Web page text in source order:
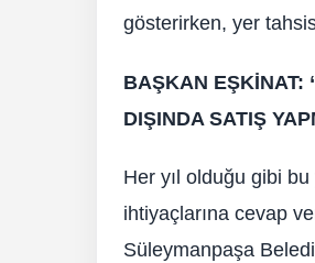
gösterirken, yer
BAŞKAN EŞKİNAT:
DIŞINDA SATIŞ
Her yıl olduğu gibi bu
ihtiyaçlarına cevap
Süleymanpaşa